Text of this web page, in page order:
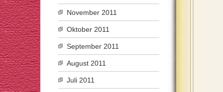
November 2011
Oktober 2011
September 2011
August 2011
Juli 2011